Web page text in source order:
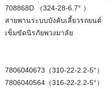
708868D （324-28-6.7° ）
สายพานระบบบังคับเลี้ยวรถยนต์
เข็มขัดนิรภัยพวงมาลัย
7806040673（310-22-2.2-5°）
7806040564（316-22-2.2-5°）